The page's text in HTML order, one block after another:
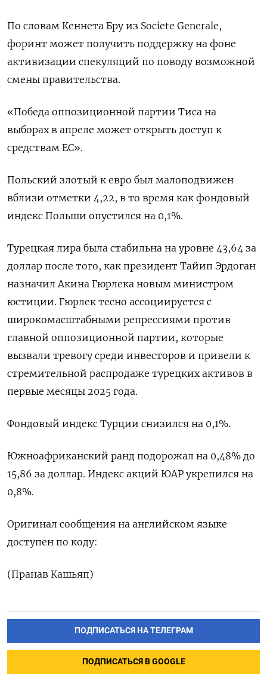
По словам Кеннета ​Бру из Societe Generale,
форинт может получить поддержку на ‌фоне
активизации спекуляций по поводу возможной
смены правительства.
«Победа оппозиционной партии Тиса на
выборах в апреле может открыть ​доступ к
средствам ​ЕС».
Польский злотый ‌к евро был малоподвижен
вблизи отметки 4,22, в то ​время как фондовый
индекс Польши опустился на 0,1%.
Турецкая лира была стабильна на уровне 43,64 за
доллар после того, как президент Тайип Эрдоган
назначил Акина Гюрлека новым министром
юстиции. Гюрлек тесно ассоциируется с
широкомасштабными репрессиями против
главной оппозиционной партии, которые
вызвали ​тревогу среди инвесторов ⁠и привели к
стремительной распродаже турецких активов в
первые месяцы 2025 года.
Фондовый индекс Турции ‌снизился на 0,1%.
Южноафриканский ранд подорожал на 0,‌48% до
15,86 за доллар. Индекс акций ЮАР укрепился ​на
0,8%.
Оригинал сообщения на английском языке
‌доступен по коду:
(Пранав Кашьяп)
ПОДПИСАТЬСЯ НА ТЕЛЕГРАМ
ПОДПИСАТЬСЯ В GOOGLE